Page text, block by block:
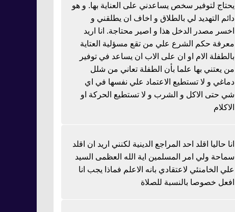
يحتاج لتوفير سخص يساعدني على العناية بها. و هو
دائم التهديد لي بالطلاق و اخاف ان يطلقني و
اخسر مصدر الدخل هذا و اصير محتاجة. انا اريد
معرفة حكم الشرع علي من تقع مسؤلية العتاية
بالطفلة الام او ان على الاب ان يساعد في توفير
من يعتني بها علما بأن الطفلة تعاني من شلل
دماغي و لا تستطيع الاعتماد علي نفسها في اي
شي حتى الاكل و الشرب و لا تستطيع الحركة او
الاكلام
انا حاليا اقلد احد المراجع الدينية لكنني اريد ان اقلد
سماحة ولي امر المسلمين اية الله العظمى السيد
علي الخامنئي لاعتقادي بانه الاعلم فماذا يجب انا
افعل خصوصا بالنسبة للصلاة